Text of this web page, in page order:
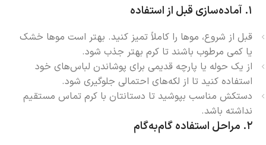
۱. آماده‌سازی قبل از استفاده
قبل از شروع، موها را کاملاً تمیز کنید. بهتر است موها خشک
یا کمی مرطوب باشند تا کرم بهتر جذب شود.
از یک حوله یا پارچه قدیمی برای پوشاندن لباس‌های خود
استفاده کنید تا از لکه‌های احتمالی جلوگیری شود.
دستکش مناسب بپوشید تا دستانتان با کرم تماس مستقیم
نداشته باشد.
۲. مراحل استفاده گام‌به‌گام